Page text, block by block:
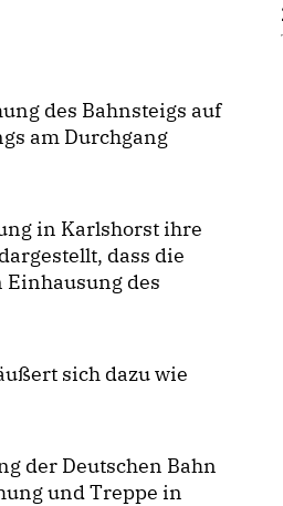
des Bahnsteigs auf
am Durchgang
in Karlshorst ihre
dass die
Einhausung des
sich dazu wie
der Deutschen Bahn
und Treppe in